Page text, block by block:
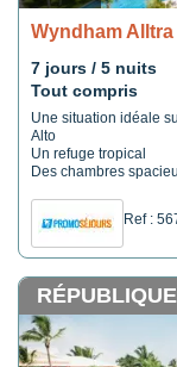
Wyndham
7 jours / 5 nuits
Tout compris
Une situation idéale
Alto
Un refuge tropical
Des chambres
Ref :